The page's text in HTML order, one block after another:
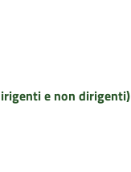
e non dirigenti)